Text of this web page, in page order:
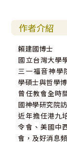
作者介紹
賴建國博士
國立台灣大學
三一福音神
學碩士與哲學
曾任教會全時
國神學研究院
近年擔任港九
令會、美國中
會，及好消息